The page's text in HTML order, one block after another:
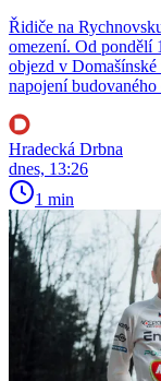
Řidiče na
omezení. Od pondělí
objezd v
napojení budovaného
Hradecká Drbna
dnes, 13:26
1 min